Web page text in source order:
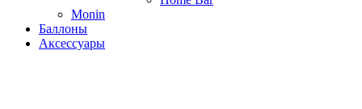
Monin
Баллоны
Аксессуары